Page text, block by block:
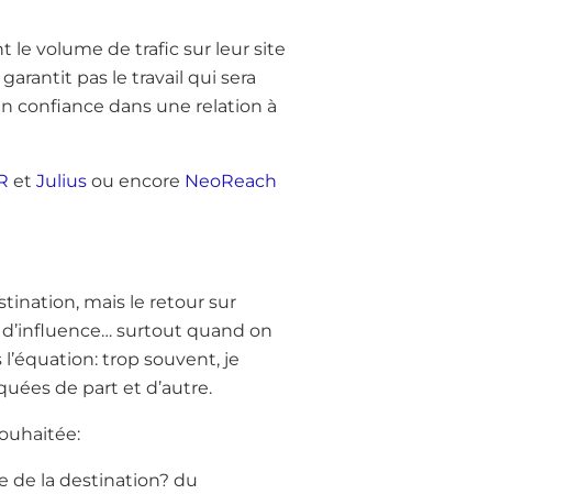
le volume de trafic sur leur site
pas le travail qui sera
confiance dans une relation à
et Julius ou encore NeoReach
mais le retour sur
surtout quand on
l’équation: trop souvent, je
de part et d’autre.
de la destination? du